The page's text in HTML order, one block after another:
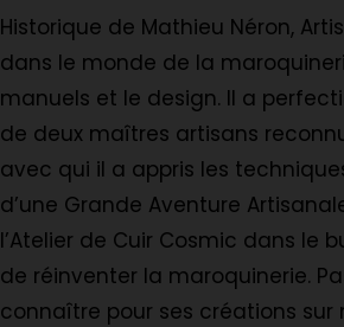
Historique de Mathieu Néron,
dans le monde de la
manuels et le design. Il a
de deux maîtres artisans
avec qui il a appris les
d’une Grande Aventure
l’Atelier de Cuir Cosmic dans le
de réinventer la maroquinerie.
connaître pour ses créations